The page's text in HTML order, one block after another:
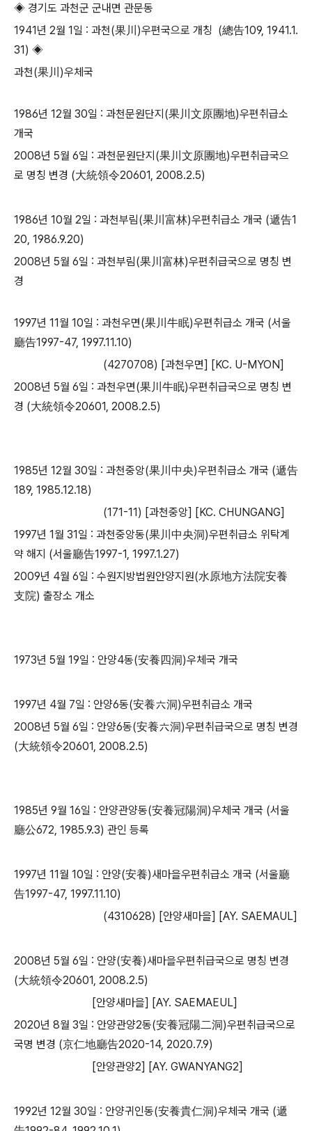
◈ 경기도 과천군 군내면 관문동
​1941년 2월 1일 : 과천(果川)우편국으로 개칭 (總告109, 1941.1.
31) ◈
과천(果川)우체국
​1986년 12월 30일 : 과천문원단지(果川文原團地)우편취급소
개국
2008년 5월 6일 : 과천문원단지(果川文原團地)우편취급국으
로 명칭 변경 (大統領令20601, 2008.2.5)
1986년 10월 2일 : 과천부림(果川富林)우편취급소 개국 (遞告1
20, 1986.9.20)
2008년 5월 6일 : 과천부림(果川富林)우편취급국으로 명칭 변
경
1997년 11월 10일 : 과천우면(果川牛眠)우편취급소 개국 (서울
廳告1997-47, 1997.11.10)
​ (4270708) [과천우면] [KC. U-MYON]
2008년 5월 6일 : 과천우면(果川牛眠)우편취급국으로 명칭 변
경 (大統領令20601, 2008.2.5)
​1985년 12월 30일 : 과천중앙(果川中央)우편취급소 개국 (遞告
189, 1985.12.18)
(171-11) [과천중앙] [KC. CHUNGANG]
1997년 1월 31일 : 과천중앙동(果川中央洞)우편취급소 위탁계
약 해지 (서울廳告1997-1, 1997.1.27)
​2009년 4월 6일 : 수원지방법원안양지원(水原地方法院安養
支院) 출장소 개소
1973년 5월 19일 : 안양4동(安養四洞)우체국 개국
1997년 4월 7일 : 안양6동(安養六洞)우편취급소 개국
2008년 5월 6일 : 안양6동(安養六洞)우편취급국으로 명칭 변경
(大統領令20601, 2008.2.5)
1985년 9월 16일 : 안양관양동(安養冠陽洞)우체국 개국 (서울
廳公672, 1985.9.3) 관인 등록
1997년 11월 10일 : 안양(安養)새마을우편취급소 개국 (서울廳
告1997-47, 1997.11.10)
​ (4310628) [안양새마을] [AY. SAEMAUL]
2008년 5월 6일 : 안양(安養)새마을우편취급국으로 명칭 변경
(大統領令20601, 2008.2.5)
[안양새마을] [AY. SAEMAEUL]
2020년 8월 3일 : 안양관양2동(安養冠陽二洞)우편취급국으로
국명 변경 (京仁地廳告2020-14, 2020.7.9)
[안양관양2] [AY. GWANYANG2]
1992년 12월 30일 : 안양귀인동(安養貴仁洞)우체국 개국 (遞